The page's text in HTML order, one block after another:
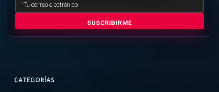
SUSCRIBIRME
CATEGORÍAS